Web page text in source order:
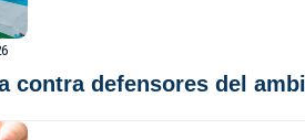
contra defensores del